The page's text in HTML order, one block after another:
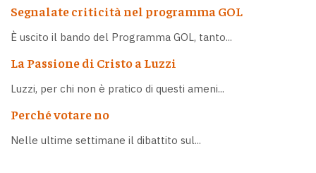
Segnalate criticità nel programma GOL
È uscito il bando del Programma GOL, tanto...
La Passione di Cristo a Luzzi
Luzzi, per chi non è pratico di questi ameni...
Perché votare no
Nelle ultime settimane il dibattito sul...